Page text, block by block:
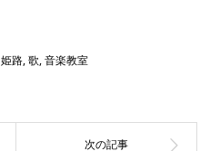
姫路,歌,音楽教室